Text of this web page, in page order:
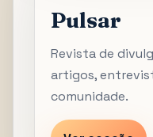
Pulsar
Revista de
artigos,
comunidade.